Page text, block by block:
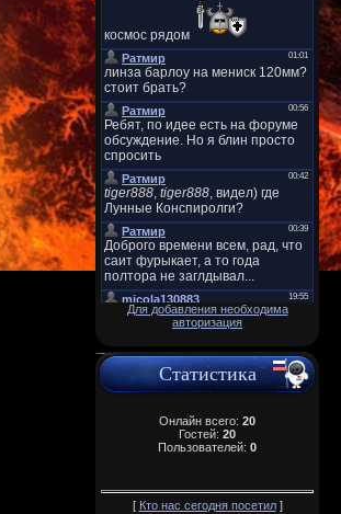
Для добавления необходима
авторизация
Статистика
Онлайн всего: 20
Гостей: 20
Пользователей: 0
[ Кто нас сегодня посетил]